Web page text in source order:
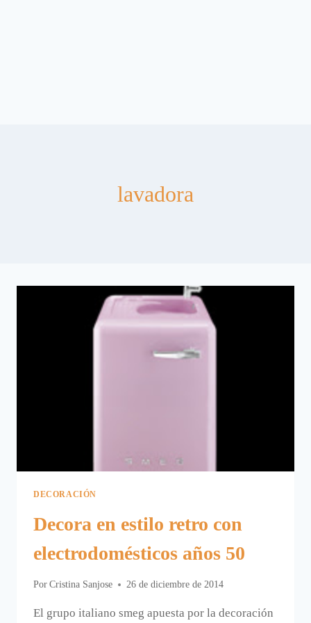
lavadora
DECORACIÓN
Decora en estilo retro con
electrodomésticos años 50
Por Cristina Sanjose 26 de diciembre de 2014
El grupo italiano smeg apuesta por la decoración